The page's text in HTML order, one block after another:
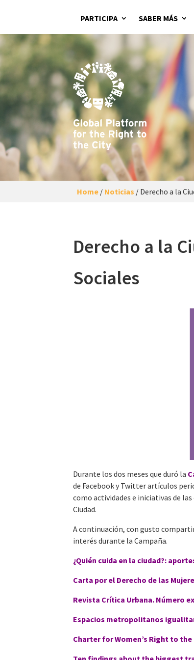
PARTICIPA SABER MÁS
Home / Noticias / Derecho a la
Derecho a la
Sociales
Durante los dos meses que duró la
de Facebook y Twitter artículos
como actividades e iniciativas de
Ciudad.
A continuación, con gusto
interés durante la Campaña.
¿Quién cuida en la ciudad?:
Carta por el Derecho de las
Revista Crítica Urbana. Número
Espacios metropolitanos
Charter for Women’s Right to the